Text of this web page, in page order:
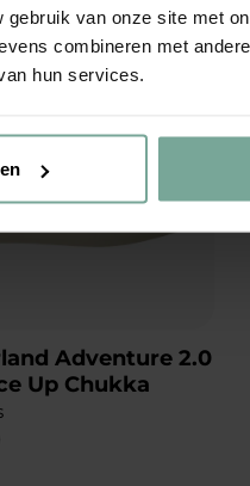
van onze site met
combineren met
hun services.
Add to Wishlist
Adventure 2.0
Up Chukka